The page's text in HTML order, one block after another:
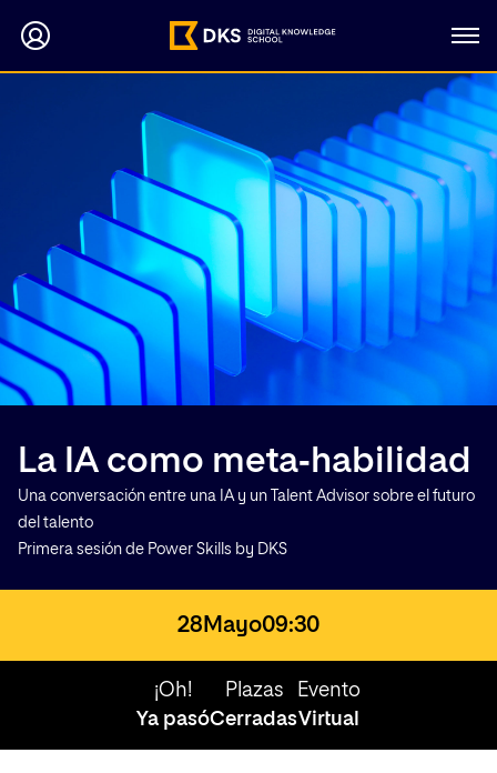
La IA como meta‑habilidad
Una conversación entre una IA y un Talent Advisor sobre el futuro
del talento
Primera sesión de Power Skills by DKS
28 Mayo09:30
¡Oh!
Ya pasó
Plazas
Cerradas
Evento
Virtual